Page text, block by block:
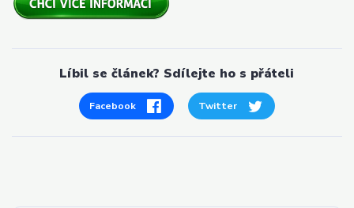
Líbil se článek? Sdílejte ho s přáteli
Facebook Twitter